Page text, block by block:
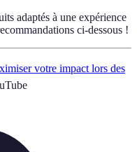
adaptés à une expérience
ci-dessous !
votre impact lors des